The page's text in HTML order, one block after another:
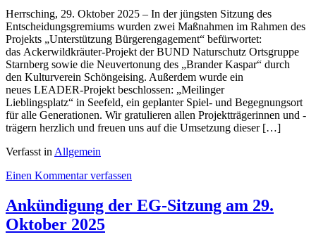
Herrsching, 29. Oktober 2025 – In der jüngsten Sitzung des
Entscheidungsgremiums wurden zwei Maßnahmen im Rahmen des
Projekts „Unterstützung Bürgerengagement“ befürwortet:
das Ackerwildkräuter-Projekt der BUND Naturschutz Ortsgruppe
Starnberg sowie die Neuvertonung des „Brander Kaspar“ durch
den Kulturverein Schöngeising. Außerdem wurde ein
neues LEADER-Projekt beschlossen: „Meilinger
Lieblingsplatz“ in Seefeld, ein geplanter Spiel- und Begegnungsort
für alle Generationen. Wir gratulieren allen Projektträgerinnen und -
trägern herzlich und freuen uns auf die Umsetzung dieser […]
Verfasst in Allgemein
Einen Kommentar verfassen
der
Sitzung
Ankündigung der EG-Sitzung am 29.
Oktober 2025